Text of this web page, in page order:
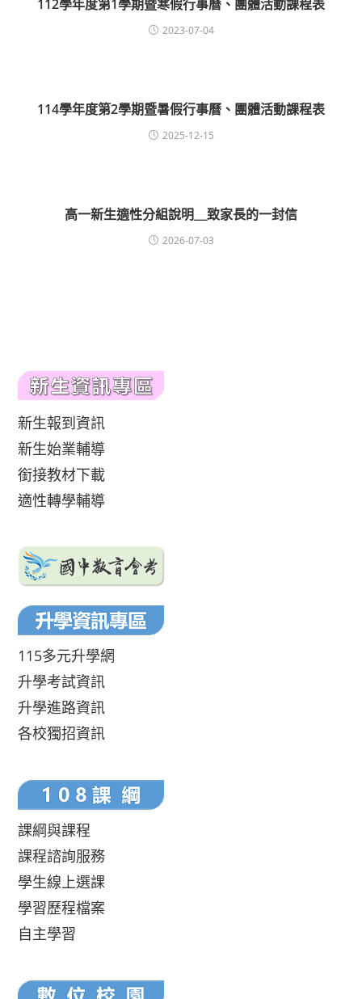
112學年度第1學期暨寒假行事曆、團體活動課程表
2023-07-04
114學年度第2學期暨暑假行事曆、團體活動課程表
2025-12-15
高一新生適性分組說明＿致家長的一封信
2026-07-03
新生報到資訊
新生始業輔導
銜接教材下載
適性轉學輔導
115多元升學網
升學考試資訊
升學進路資訊
各校獨招資訊
課綱與課程
課程諮詢服務
學生線上選課
學習歷程檔案
自主學習